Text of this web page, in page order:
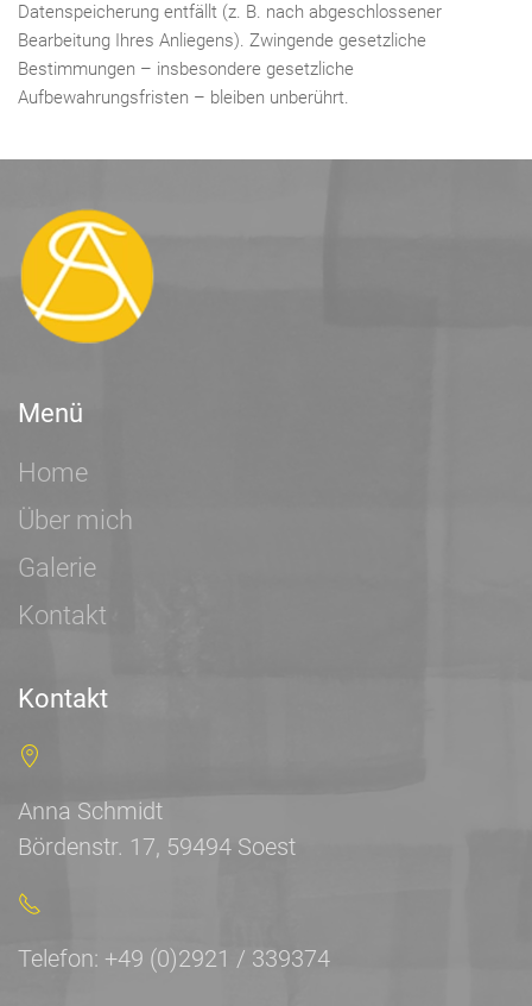
Datenspeicherung entfällt (z. B. nach abgeschlossener
Bearbeitung Ihres Anliegens). Zwingende gesetzliche
Bestimmungen – insbesondere gesetzliche
Aufbewahrungsfristen – bleiben unberührt.
Menü
Home
Über mich
Galerie
Kontakt
Kontakt
Anna Schmidt
Bördenstr. 17, 59494 Soest
Telefon: +49 (0)2921 / 339374